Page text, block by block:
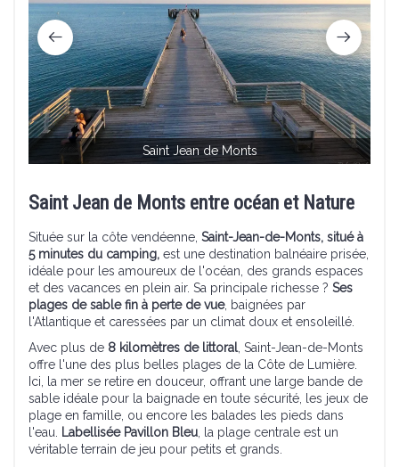
Saint Jean de Monts
Saint Jean de Monts entre océan et Nature
Située sur la côte vendéenne, Saint-Jean-de-Monts, situé à
5 minutes du camping, est une destination balnéaire prisée,
idéale pour les amoureux de l'océan, des grands espaces
et des vacances en plein air. Sa principale richesse ? Ses
plages de sable fin à perte de vue, baignées par
l'Atlantique et caressées par un climat doux et ensoleillé.
Avec plus de 8 kilomètres de littoral, Saint-Jean-de-Monts
offre l'une des plus belles plages de la Côte de Lumière.
Ici, la mer se retire en douceur, offrant une large bande de
sable idéale pour la baignade en toute sécurité, les jeux de
plage en famille, ou encore les balades les pieds dans
l'eau. Labellisée Pavillon Bleu, la plage centrale est un
véritable terrain de jeu pour petits et grands.